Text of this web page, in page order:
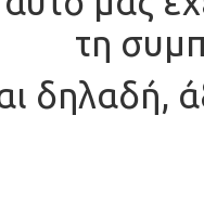
τη
δηλαδή,